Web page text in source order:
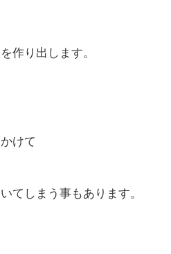
作り出します。
けて
てしまう事もあります。